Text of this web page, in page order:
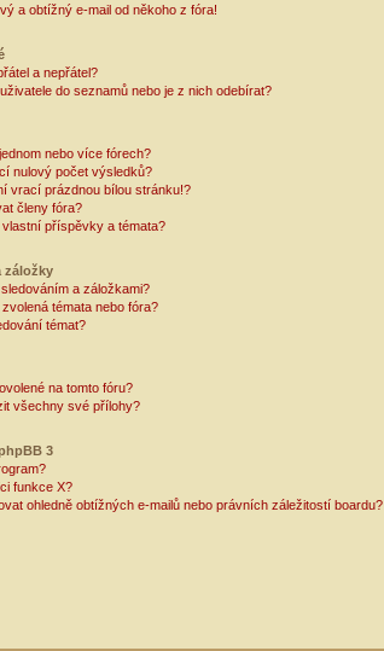
a obtížný e-mail od někoho z fóra!
a nepřátel?
do seznamů nebo je z nich odebírat?
nebo více fórech?
nulový počet výsledků?
vrací prázdnou bílou stránku!?
členy fóra?
příspěvky a témata?
záložky
a záložkami?
témata nebo fóra?
témat?
na tomto fóru?
všechny své přílohy?
3
funkce X?
ohledně obtížných e-mailů nebo právních záležitostí boardu?